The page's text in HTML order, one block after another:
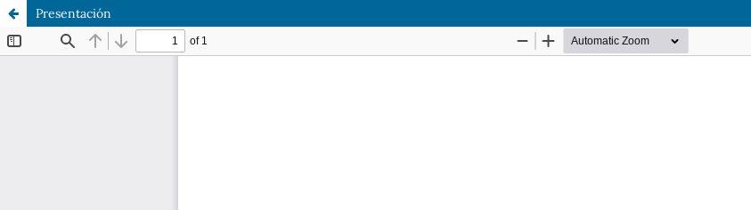
Presentación